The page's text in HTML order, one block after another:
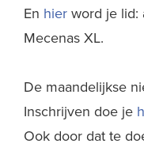
En hierword je lid:
Mecenas XL.
De maandelijkse
Inschrijven doe je
Ook door dat te